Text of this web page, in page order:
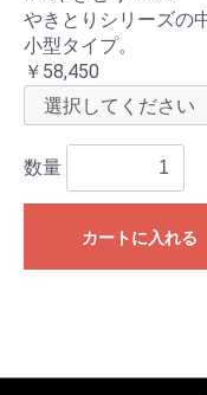
やきとりシリーズの
小型タイプ。
￥58,450
数量
カートに入れる